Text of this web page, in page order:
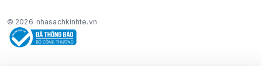
© 2026 nhasachkinhte.vn